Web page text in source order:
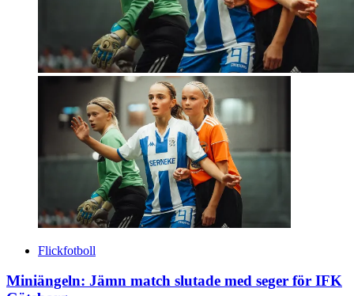
Flickfotboll
Miniängeln: Jämn match slutade med seger för IFK